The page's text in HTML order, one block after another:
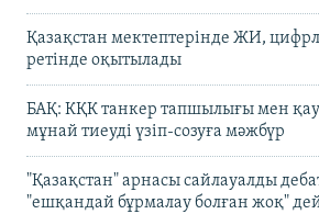
Қазақстан мектептерінде ЖИ,
ретінде оқытылады
БАҚ: КҚК танкер тапшылығы мен
мұнай тиеуді үзіп-созуға мәжбүр
"Қазақстан" арнасы сайлауалды
"ешқандай бұрмалау болған жоқ"